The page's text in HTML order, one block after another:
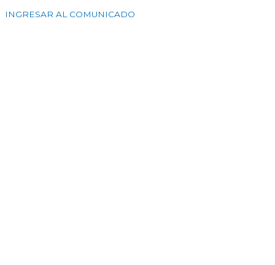
INGRESAR AL COMUNICADO